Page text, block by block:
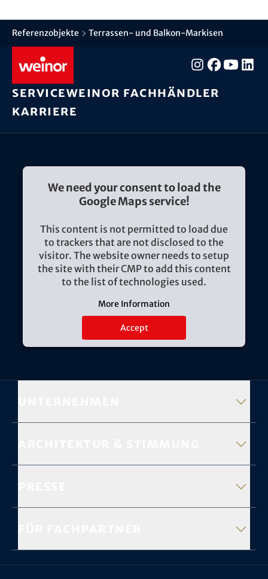
Referenzobjekte Terrassen- und Balkon-Markisen
Serviceweinor Fachhändler
Karriere
We need your consent to load the
Google Maps service!
This content is not permitted to load due
to trackers that are not disclosed to the
visitor. The website owner needs to setup
the site with their CMP to add this content
to the list of technologies used.
More Information
Accept